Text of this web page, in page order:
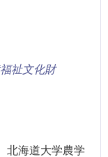
祉文化財
北海道大学農学